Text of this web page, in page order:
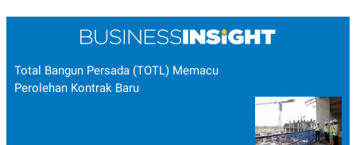
Total Bangun Persada (TOTL) Memacu
Perolehan Kontrak Baru